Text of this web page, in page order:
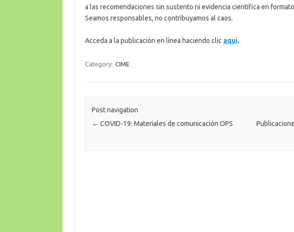
a las recomendaciones sin sustento ni evidencia científica en
Seamos responsables, no contribuyamos al caos.
Acceda a la publicación en línea haciendo clic aquí.
Category: CIME
Post navigation
← COVID-19: Materiales de comunicación OPS